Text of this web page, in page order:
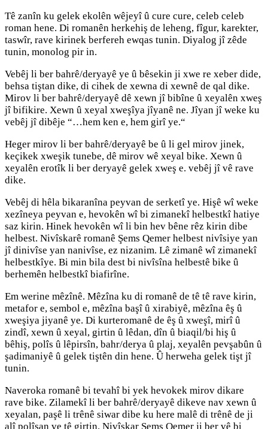
Tê zanîn ku gelek ekolên wêjeyî û cure cure, celeb celeb
roman hene. Di romanên herkehiş de leheng, fîgur, karekter,
taswîr, rave kirinek berfereh ewqas tunin. Diyalog jî zêde
tunin, monolog pir in.
Vebêj li ber bahrê/deryayê ye û bêsekin ji xwe re xeber dide,
behsa tiştan dike, di cihek de xewna di xewnê de qal dike.
Mirov li ber bahrê/deryayê dê xewn jî bibîne û xeyalên xweş
jî bifikire. Xewn û xeyal xweşîya jîyanê ne. Jîyan jî weke ku
vebêj jî dibêje “…hem ken e, hem girî ye.“
Heger mirov li ber bahrê/deryayê be û li gel mirov jinek,
keçikek xweşik tunebe, dê mirov wê xeyal bike. Xewn û
xeyalên erotîk li ber deryayê gelek xweş e. vebêj jî vê rave
dike.
Vebêj di hêla bikaranîna peyvan de serketî ye. Hişê wî weke
xezîneya peyvan e, hevokên wî bi zimanekî helbestkî hatiye
saz kirin. Hinek hevokên wî li bin hev bêne rêz kirin dibe
helbest. Nivîskarê romanê Şems Qemer helbest nivîsiye yan
jî dinivîse yan nanivîse, ez nizanim. Lê zimanê wî zimanekî
helbestkîye. Bi min bila dest bi nivîsîna helbestê bike û
berhemên helbestkî biafirîne.
Em werine mêzînê. Mêzîna ku di romanê de tê tê rave kirin,
metafor e, sembol e, mêzîna başî û xirabiyê, mêzîna êş û
xweşiya jiyanê ye. Di kurteromanê de êş û xweşî, mirî û
zindî, xewn û xeyal, girtin û lêdan, dîn û biaqil/bi hiş û
bêhiş, polîs û lêpirsîn, bahr/derya û plaj, xeyalên pevşabûn û
şadimaniyê û gelek tiştên din hene. Û herweha gelek tişt jî
tunin.
Naveroka romanê bi tevahî bi yek hevokek mirov dikare
rave bike. Zilamekî li ber bahrê/deryayê dikeve nav xewn û
xeyalan, paşê li trênê siwar dibe ku here malê di trênê de ji
alî polîsan ve tê girtin. Nivîskar Şems Qemer ji ber vê bi